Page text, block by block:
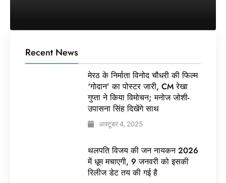
Recent News
मेरठ के निर्माता विनोद चौधरी की फिल्म
‘गोदान’ का पोस्टर जारी, CM रेखा
गुप्ता ने किया विमोचन; मनोज जोशी-
उपासना सिंह दिखेंगे साथ
अक्टूबर 4, 2025
थलपति विजय की जन नायकन 2026
में धूम मचाएगी, 9 जनवरी को इसकी
रिलीज डेट तय की गई है